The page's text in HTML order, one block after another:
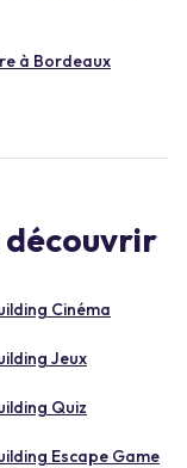
à Bordeaux
découvrir
Cinéma
Jeux
Quiz
Escape Game